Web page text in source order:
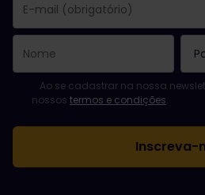
Você se inscreveu com sucesso.
O campo endereço de e-mail é
E-mail inválido!
Erro ao assinar o boletim
Você já assinou este boletim
Favor concordar com os termos
Ao se cadastrar na nossa
nossos termos e condições.